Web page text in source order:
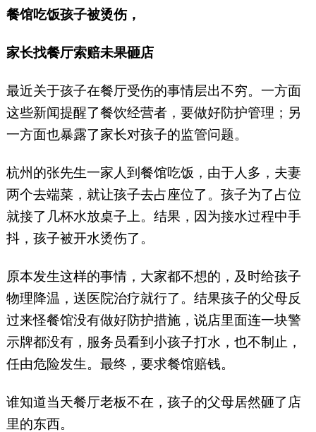
餐馆吃饭孩子被烫伤，
家长找餐厅索赔未果砸店
最近关于孩子在餐厅受伤的事情层出不穷。一方面
这些新闻提醒了餐饮经营者，要做好防护管理；另
一方面也暴露了家长对孩子的监管问题。
杭州的张先生一家人到餐馆吃饭，由于人多，夫妻
两个去端菜，就让孩子去占座位了。孩子为了占位
就接了几杯水放桌子上。结果，因为接水过程中手
抖，孩子被开水烫伤了。
原本发生这样的事情，大家都不想的，及时给孩子
物理降温，送医院治疗就行了。结果孩子的父母反
过来怪餐馆没有做好防护措施，说店里面连一块警
示牌都没有，服务员看到小孩子打水，也不制止，
任由危险发生。最终，要求餐馆赔钱。
谁知道当天餐厅老板不在，孩子的父母居然砸了店
里的东西。